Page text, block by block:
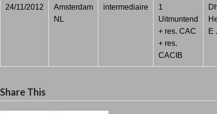
24/11/2012
Amsterdam
NL
intermediaire
1
Uitmuntend
+ res. CAC
+ res.
CACIB
E
Share This